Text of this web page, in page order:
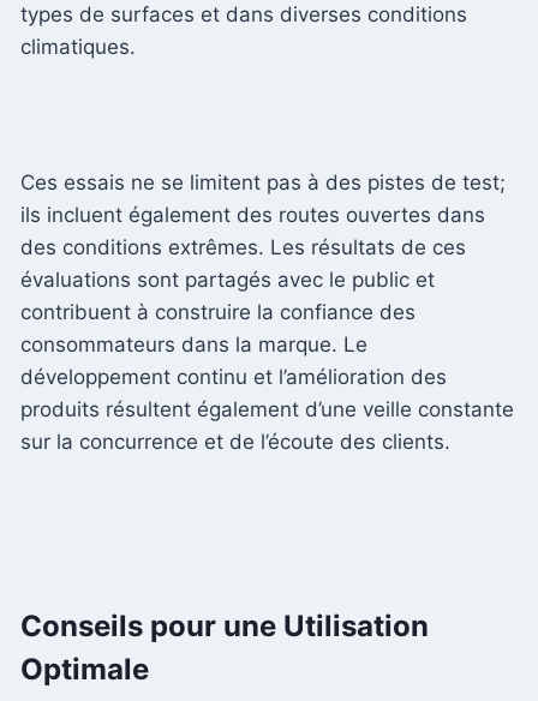
types de surfaces et dans diverses conditions
climatiques.
Ces essais ne se limitent pas à des pistes de test;
ils incluent également des routes ouvertes dans
des conditions extrêmes. Les résultats de ces
évaluations sont partagés avec le public et
contribuent à construire la confiance des
consommateurs dans la marque. Le
développement continu et l’amélioration des
produits résultent également d’une veille constante
sur la concurrence et de l’écoute des clients.
Conseils pour une Utilisation
Optimale